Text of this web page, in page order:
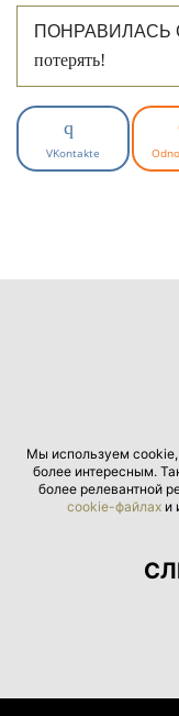
ПОНРАВИЛАСЬ
потерять!
VKontakte
Мы используем cookie,
более интересным.
более релевантной
cookie-файлах и